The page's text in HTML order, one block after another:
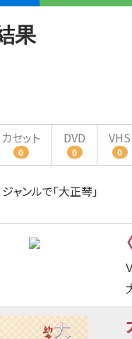
果
カセット
0
DVD
0
VHS
0
ャンルで「大正琴」